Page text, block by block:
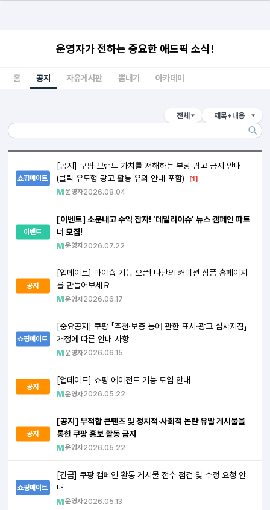
운영자가 전하는 중요한 애드픽 소식!
홈 공지 자유게시판 뽐내기 아카데미
전체 제목+내용
쇼핑메이트
[공지] 쿠팡 브랜드 가치를 저해하는 부당 광고 금지 안내
(클릭 유도형 광고 활동 유의 안내 포함)
[1]
운영자2026.08.04
이벤트
[이벤트] 소문내고 수익 잡자! ‘데일리이슈’ 뉴스 캠페인 파트
너 모집!
운영자2026.07.22
공지
[업데이트] 마이숍 기능 오픈! 나만의 커미션 상품 홈페이지
를 만들어보세요
운영자2026.06.17
쇼핑메이트
[중요공지] 쿠팡 「추천·보증 등에 관한 표시·광고 심사지침」
개정에 따른 안내 사항
운영자2026.06.15
공지
[업데이트] 쇼핑 에이전트 기능 도입 안내
운영자2026.05.22
공지
[공지] 부적합 콘텐츠 및 정치적·사회적 논란 유발 게시물을
통한 쿠팡 홍보 활동 금지
운영자2026.05.22
쇼핑메이트
[긴급] 쿠팡 캠페인 활동 게시물 전수 점검 및 수정 요청 안
내
운영자2026.05.13